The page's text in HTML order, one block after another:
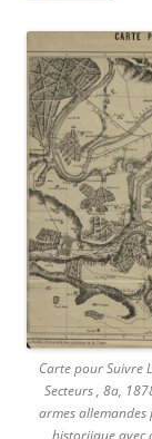
Carte pour Suivre
Secteurs , 8a,
armes allemandes